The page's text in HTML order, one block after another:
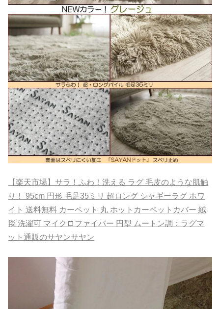
【楽天市場】サラ！ふわ！洗える ラグ 毛皮のような肌触
り！ 95cm 円形 毛足35ミリ 超ロング シャギーラグ ホワ
イト 送料無料 カーペット 丸 ホットカーペットカバー 絨
毯 洗濯可 マイクロファイバー 円型 ムートン調：ラグマ
ット通販のサヤンサヤン